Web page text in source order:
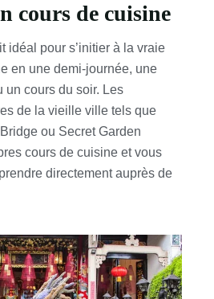
cours de cuisine
idéal pour s’initier à la vraie
en une demi-journée, une
un cours du soir. Les
de la vieille ville tels que
ou Secret Garden
cours de cuisine et vous
directement auprès de